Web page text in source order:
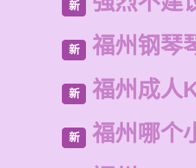
新
新 福州钢琴
新 福州成人
新 福州哪个